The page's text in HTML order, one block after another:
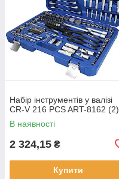
Набір інструментів у валізі
CR-V 216 PCS ART-8162 (2)
В наявності
2 324,15 ₴
Купити